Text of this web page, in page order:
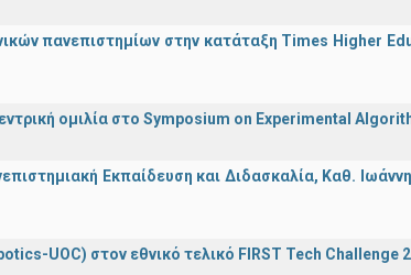
πανεπιστημίων στην κατάταξη Times Higher
ομιλία στο Symposium on Experimental
Εκπαίδευση και Διδασκαλία, Καθ.
UOC) στον εθνικό τελικό FIRST Tech Challenge